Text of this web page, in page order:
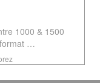
1000 & 1500
…